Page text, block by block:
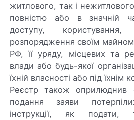
житлового, так і
повністю або в значній
доступу,
розпорядження своїм майном
РФ, її уряду, місцевих та
влади або будь-якої
їхній власності або під їхнім
Реєстр також оприлюднив
подання заяви
інструкції, як подати,